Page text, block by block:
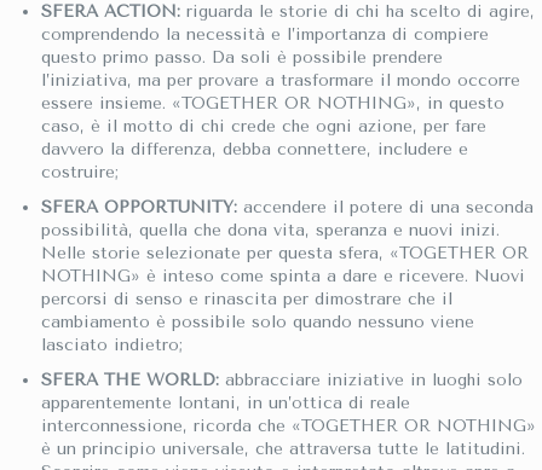
SFERA ACTION: riguarda le storie di chi ha scelto di agire,
comprendendo la necessità e l’importanza di compiere
questo primo passo. Da soli è possibile prendere
l’iniziativa, ma per provare a trasformare il mondo occorre
essere insieme. «TOGETHER OR NOTHING», in questo
caso, è il motto di chi crede che ogni azione, per fare
davvero la differenza, debba connettere, includere e
costruire;
SFERA OPPORTUNITY: accendere il potere di una seconda
possibilità, quella che dona vita, speranza e nuovi inizi.
Nelle storie selezionate per questa sfera, «TOGETHER OR
NOTHING» è inteso come spinta a dare e ricevere. Nuovi
percorsi di senso e rinascita per dimostrare che il
cambiamento è possibile solo quando nessuno viene
lasciato indietro;
SFERA THE WORLD: abbracciare iniziative in luoghi solo
apparentemente lontani, in un’ottica di reale
interconnessione, ricorda che «TOGETHER OR NOTHING»
è un principio universale, che attraversa tutte le latitudini.